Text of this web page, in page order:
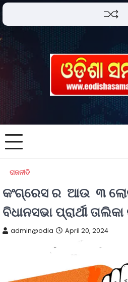
ରାଜନୀତି
କଂଗ୍ରେସ ର ଆଉ ୩
ବିଧାନସଭା ପ୍ରାର୍ଥୀ
admin@odia April 20, 2024